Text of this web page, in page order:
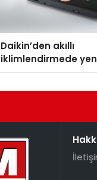
Daikin’den akıllı
iklimlendirmede
Madoka Plus